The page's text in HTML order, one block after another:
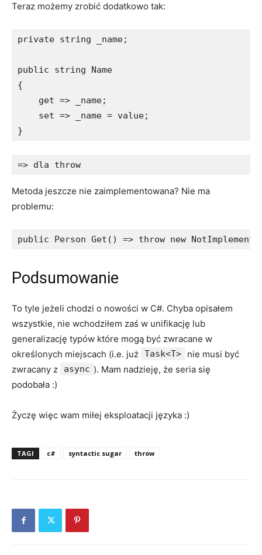
Teraz możemy zrobić dodatkowo tak:
private string _name;
public string Name
{
get => _name;
set => _name = value;
}
=> dla throw
Metoda jeszcze nie zaimplementowana? Nie ma
problemu:
public Person Get() => throw new
Podsumowanie
To tyle jeżeli chodzi o nowości w C#. Chyba opisałem
wszystkie, nie wchodziłem zaś w unifikację lub
generalizację typów które mogą być zwracane w
określonych miejscach (i.e. już Task<T>
nie musi być
zwracany z
async ). Mam nadzieję, że seria się
podobała :)
Życzę więc wam miłej eksploatacji języka :)
TAGI c# syntactic sugar throw